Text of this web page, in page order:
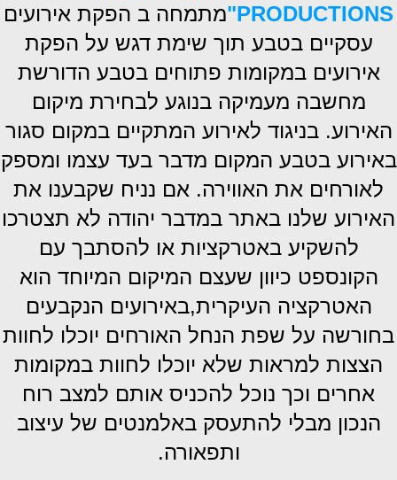
PRODUCTIONS" מתמחה ב הפקת אירועים
עסקיים בטבע תוך שימת דגש על הפקת
אירועים במקומות פתוחים בטבע הדורשת
מחשבה מעמיקה בנוגע לבחירת מיקום
האירוע. בניגוד לאירוע המתקיים במקום סגור
באירוע בטבע המקום מדבר בעד עצמו ומספק
לאורחים את האווירה. אם נניח שקבענו את
האירוע שלנו באתר במדבר יהודה לא תצטרכו
להשקיע באטרקציות או להסתבך עם
הקונספט כיוון שעצם המיקום המיוחד הוא
האטרקציה העיקרית,באירועים הנקבעים
בחורשה על שפת הנחל האורחים יוכלו לחוות
הצצות למראות שלא יוכלו לחוות במקומות
אחרים וכך נוכל להכניס אותם למצב רוח
הנכון מבלי להתעסק באלמנטים של עיצוב
ותפאורה.